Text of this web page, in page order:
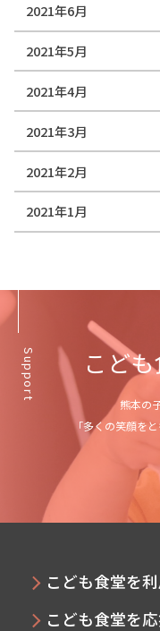
2021年6月
2021年5月
2021年4月
2021年3月
2021年2月
2021年1月
Support こど
熊本の
「多くの笑顔を
こども食堂を
こども食堂を